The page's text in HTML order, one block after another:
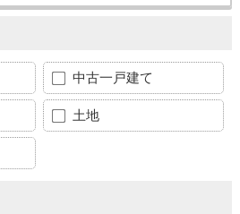
中古一戸建て
土地